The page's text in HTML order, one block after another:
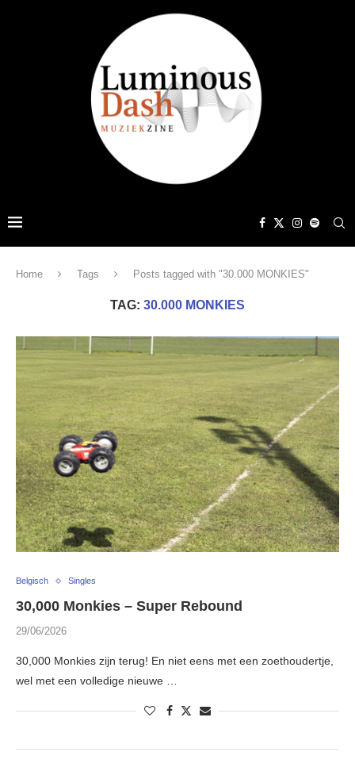
Home Tags Posts tagged with "30.000 MONKIES"
TAG: 30.000 MONKIES
Belgisch Singles
30,000 Monkies – Super Rebound
29/06/2026
30,000 Monkies zijn terug! En niet eens met een zoethoudertje,
wel met een volledige nieuwe …